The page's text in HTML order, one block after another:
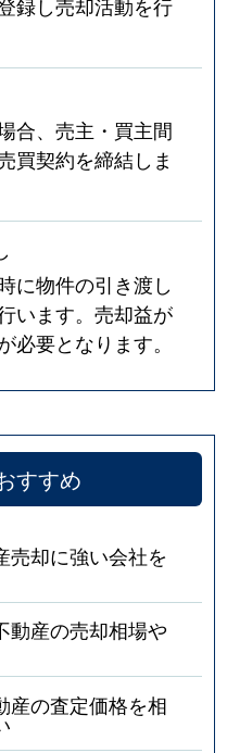
合、売主・買主間
買契約を締結しま
に物件の引き渡し
います。売却益が
必要となります。
すすめ
売却に強い会社を
動産の売却相場や
産の査定価格を相